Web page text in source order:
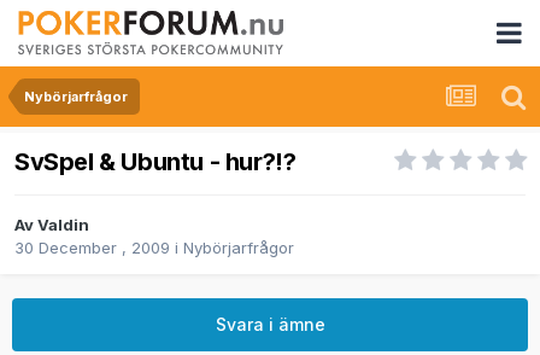
Nybörjarfrågor
SvSpel & Ubuntu - hur?!?
AvValdin
30 December , 2009 i Nybörjarfrågor
Svara i ämne